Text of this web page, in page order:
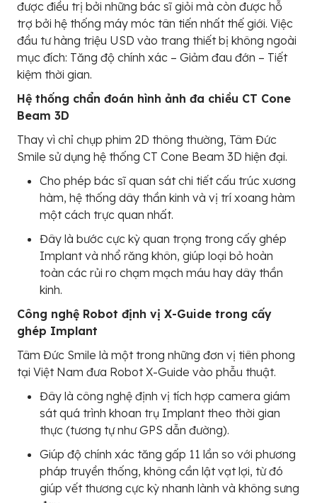
được điều trị bởi những bác sĩ giỏi mà còn được hỗ
trợ bởi hệ thống máy móc tân tiến nhất thế giới. Việc
đầu tư hàng triệu USD vào trang thiết bị không ngoài
mục đích: Tăng độ chính xác – Giảm đau đớn – Tiết
kiệm thời gian.
Hệ thống chẩn đoán hình ảnh đa chiều CT Cone
Beam 3D
Thay vì chỉ chụp phim 2D thông thường, Tâm Đức
Smile sử dụng hệ thống CT Cone Beam 3D hiện đại.
Cho phép bác sĩ quan sát chi tiết cấu trúc xương
hàm, hệ thống dây thần kinh và vị trí xoang hàm
một cách trực quan nhất.
Đây là bước cực kỳ quan trọng trong cấy ghép
Implant và nhổ răng khôn, giúp loại bỏ hoàn
toàn các rủi ro chạm mạch máu hay dây thần
kinh.
Công nghệ Robot định vị X-Guide trong cấy
ghép Implant
Tâm Đức Smile là một trong những đơn vị tiên phong
tại Việt Nam đưa Robot X-Guide vào phẫu thuật.
Đây là công nghệ định vị tích hợp camera giám
sát quá trình khoan trụ Implant theo thời gian
thực (tương tự như GPS dẫn đường).
Giúp độ chính xác tăng gấp 11 lần so với phương
pháp truyền thống, không cần lật vạt lợi, từ đó
giúp vết thương cực kỳ nhanh lành và không sưng